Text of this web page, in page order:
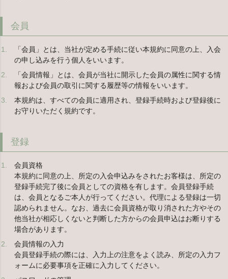
会員
「会員」とは、当社が定める手続に従い本規約に同意の上、入会
の申し込みを行う個人をいいます。
「会員情報」とは、会員が当社に開示した会員の属性に関する情
報および会員の取引に関する履歴等の情報をいいます。
本規約は、すべての会員に適用され、登録手続時および登録後に
お守りいただく規約です。
登録
会員資格
本規約に同意の上、所定の入会申込みをされたお客様は、所定の
登録手続完了後に会員としての資格を有します。会員登録手続
は、会員となるご本人が行ってください。代理による登録は一切
認められません。なお、過去に会員資格が取り消された方やその
他当社が相応しくないと判断した方からの会員申込はお断りする
場合があります。
会員情報の入力
会員登録手続の際には、入力上の注意をよく読み、所定の入力フ
ォームに必要事項を正確に入力してください。